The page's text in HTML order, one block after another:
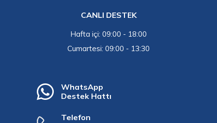
CANLI DESTEK
Hafta içi: 09:00 - 18:00
Cumartesi: 09:00 - 13:30
WhatsApp
Destek Hattı
Telefon